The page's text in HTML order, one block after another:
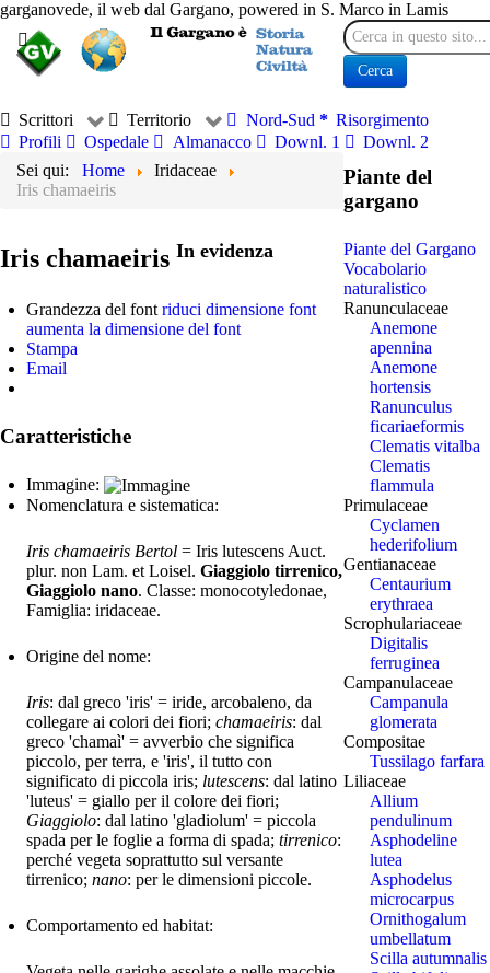
garganovede, il web dal Gargano, powered in S. Marco in Lamis
Cerca
Cerca
Scrittori Territorio Nord-Sud
Risorgimento
Profili
Ospedale Almanacco Downl. 1
Downl. 2
Sei qui:
Home
Iridaceae
Iris chamaeiris
Iris chamaeiris In evidenza
Grandezza del font riduci dimensione font
aumenta la dimensione del font
Stampa
Email
Caratteristiche
Immagine:
Nomenclatura e sistematica:
Iris chamaeiris Bertol = Iris lutescens Auct.
plur. non Lam. et Loisel. Giaggiolo tirrenico,
Giaggiolo nano. Classe: monocotyledonae,
Famiglia: iridaceae.
Origine del nome:
Iris: dal greco 'iris' = iride, arcobaleno, da
collegare ai colori dei fiori; chamaeiris: dal
greco 'chamaì' = avverbio che significa
piccolo, per terra, e 'iris', il tutto con
significato di piccola iris; lutescens: dal latino
'luteus' = giallo per il colore dei fiori;
Giaggiolo: dal latino 'gladiolum' = piccola
spada per le foglie a forma di spada; tirrenico:
perché vegeta soprattutto sul versante
tirrenico; nano: per le dimensioni piccole.
Comportamento ed habitat:
Piante del
gargano
Piante del Gargano
Vocabolario
naturalistico
Ranunculaceae
Anemone
apennina
Anemone
hortensis
Ranunculus
ficariaeformis
Clematis vitalba
Clematis
flammula
Primulaceae
Cyclamen
hederifolium
Gentianaceae
Centaurium
erythraea
Scrophulariaceae
Digitalis
ferruginea
Campanulaceae
Campanula
glomerata
Compositae
Tussilago farfara
Liliaceae
Allium
pendulinum
Asphodeline
lutea
Asphodelus
microcarpus
Ornithogalum
umbellatum
Scilla autumnalis